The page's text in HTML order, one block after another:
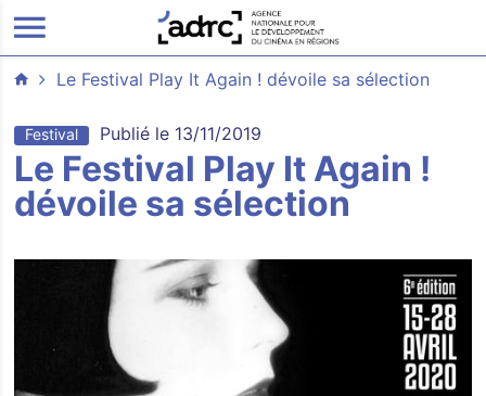
ALLER AU CONTENU PRINCIPAL
Le Festival Play It Again ! dévoile sa sélection
Festival Publié le 13/11/2019
Le Festival Play It Again !
dévoile sa sélection